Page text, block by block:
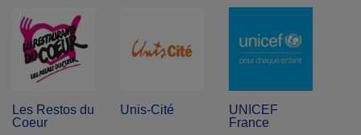
Les Restos du
Coeur
Unis-Cité
UNICEF
France